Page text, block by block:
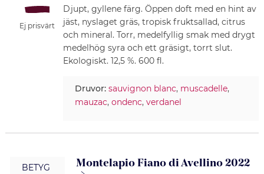
Ej prisvärt
Djupt, gyllene färg. Öppen doft med en hint av
jäst, nyslaget gräs, tropisk fruktsallad, citrus
och mineral. Torr, medelfyllig smak med drygt
medelhög syra och ett gräsigt, torrt slut.
Ekologiskt. 12,5 %. 600 fl.
Druvor: sauvignon blanc, muscadelle,
mauzac, ondenc, verdanel
BETYG Montelapio Fiano di Avellino 2022